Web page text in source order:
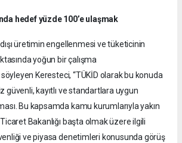
hedef yüzde 100’e ulaşmak
üretimin engellenmesi ve tüketicinin
yoğun bir çalışma
Keresteci, “TÜKİD olarak bu konuda
güvenli, kayıtlı ve standartlara uygun
Bu kapsamda kamu kurumlarıyla yakın
Bakanlığı başta olmak üzere ilgili
ve piyasa denetimleri konusunda görüş